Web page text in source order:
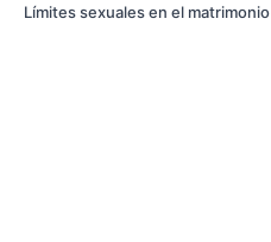
Límites sexuales en el matrimonio